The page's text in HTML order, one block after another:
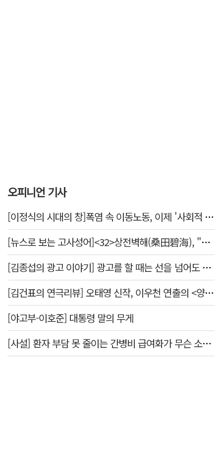
오피니언 기사
[이정식의 시대의 창]폭염 속 이동노동, 이제 '사회적 위험 관리'로 전환할 때
[뉴스로 보는 고사성어]<32>상전벽해(桑田碧海), "뽕나무밭이 푸른 바다가 되었다."
[김종섭의 광고 이야기] 광고를 할 때는 선을 넘어도 좋습니다.
[김건표의 연극리뷰] 오태영 신작, 이우천 연출의 <양은 양순하다>"국민을 온순한 양으로 길들이는 전체주의적 정치의 알레고리"
[야고부-이호준] 대통령 말의 무게
[사설] 환자 부담 못 줄이는 간병비 급여화가 무슨 소용인가